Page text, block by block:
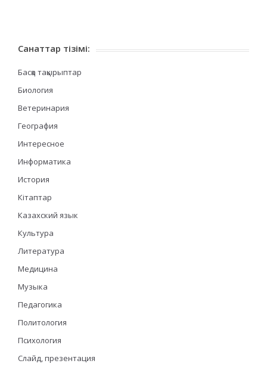
Санаттар тізімі:
Басқа тақырыптар
Биология
Ветеринария
География
Интересное
Информатика
История
Кітаптар
Казахский язык
Культура
Литература
Медицина
Музыка
Педагогика
Политология
Психология
Слайд, презентация